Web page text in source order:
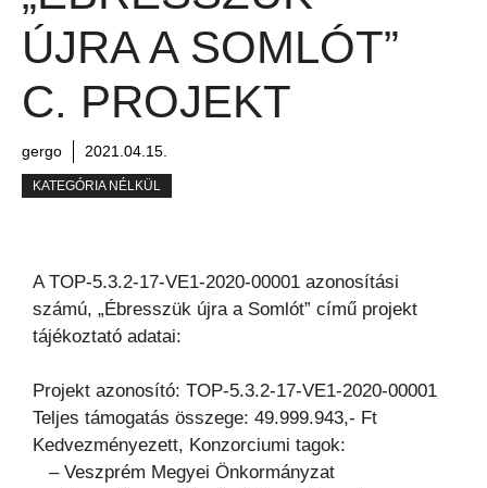
ÚJRA A SOMLÓT”
C. PROJEKT
gergo 2021.04.15.
KATEGÓRIA NÉLKÜL
A TOP-5.3.2-17-VE1-2020-00001 azonosítási
számú, „Ébresszük újra a Somlót” című projekt
tájékoztató adatai:
Projekt azonosító: TOP-5.3.2-17-VE1-2020-00001
Teljes támogatás összege: 49.999.943,- Ft
Kedvezményezett, Konzorciumi tagok:
– Veszprém Megyei Önkormányzat